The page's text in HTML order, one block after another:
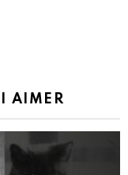
AIMER